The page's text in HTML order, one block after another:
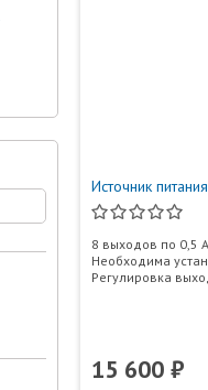
Источник
8 выходов по 0,5
Необходима
Регулировка
15 600 ₽